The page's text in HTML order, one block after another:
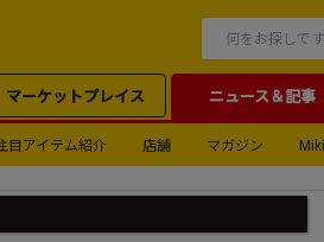
マーケットプレイス ニュース＆記事
目アイテム紹介 店舗 マガジン